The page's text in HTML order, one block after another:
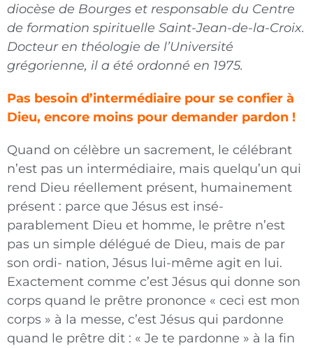
diocèse de Bourges et responsable du Centre
de formation spirituelle Saint-Jean-de-la-Croix.
Docteur en théologie de l’Université
grégorienne, il a été ordonné en 1975.
Pas besoin d’intermédiaire pour se confier à
Dieu, encore moins pour demander pardon !
Quand on célèbre un sacrement, le célébrant
n’est pas un intermédiaire, mais quelqu’un qui
rend Dieu réellement présent, humainement
présent : parce que Jésus est insé-
parablement Dieu et homme, le prêtre n’est
pas un simple délégué de Dieu, mais de par
son ordi- nation, Jésus lui-même agit en lui.
Exactement comme c’est Jésus qui donne son
corps quand le prêtre prononce « ceci est mon
corps » à la messe, c’est Jésus qui pardonne
quand le prêtre dit : « Je te pardonne » à la fin